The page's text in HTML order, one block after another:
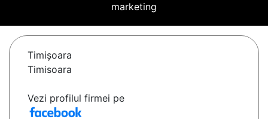
marketing
Timişoara
Timisoara
Vezi profilul firmei pe